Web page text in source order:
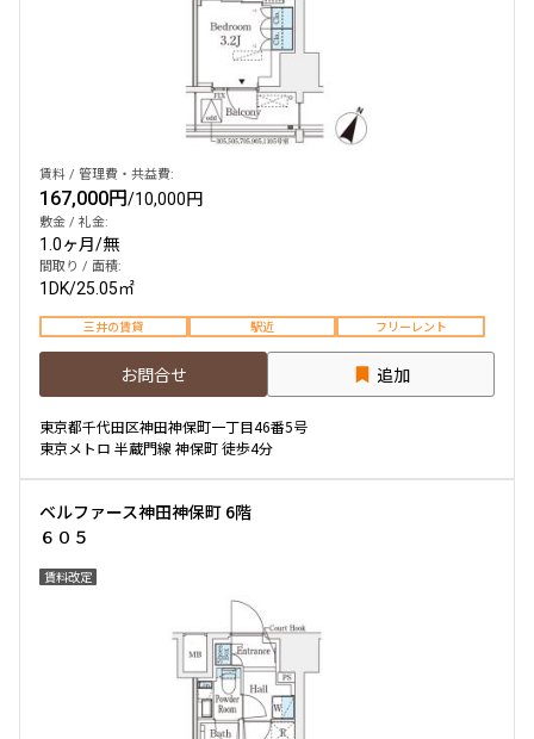
5分以内
15分以内
当社限定物件
専任物件
三井の賃貸物件
申込無し物件のみ表示
ペット可・相談
楽器可・相談
入居可能日
建物施設やお部屋の設備、方位、階数などの絞り込みが
できます
設定する
賃料 / 管理費・共益費:
167,000円/10,000円
敷金 / 礼金:
1.0ヶ月/無
間取り / 面積:
1DK/25.05㎡
三井の賃貸 駅近 フリーレント
お問合せ 追加
東京都千代田区神田神保町一丁目46番5号
東京メトロ 半蔵門線 神保町 徒歩4分
ベルファース神田神保町 6階
６０５
賃料改定